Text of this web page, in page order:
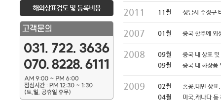
해외상표검토 및 등록비용 2011 11월 성남시 수정구
2007 01월 중국 항주에
2008 09월 중국 내 상표
09월 중국 내 화장품
2009 02월 홍콩,대만 상표
04월 미국,캐나다 등